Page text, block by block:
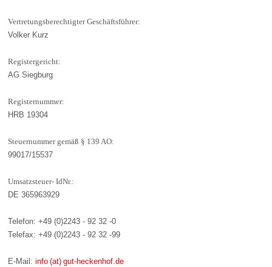
Vertretungsberechtigter Geschäftsführer:
Volker Kurz
Registergericht:
AG Siegburg
Registernummer:
HRB 19304
Steuernummer gemäß § 139 AO:
99017/15537
Umsatzsteuer- IdNr.:
DE 365963929
Telefon: +49 (0)2243 - 92 32 -0
Telefax: +49 (0)2243 - 92 32 -99
E-Mail:info (at) gut-heckenhof.de